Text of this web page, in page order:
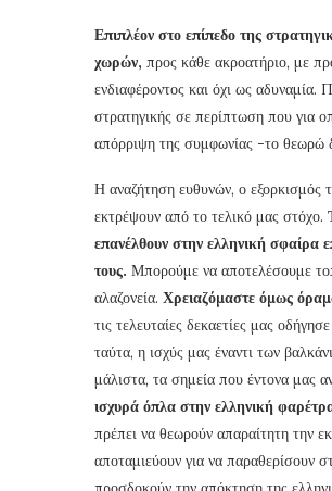
Επιπλέον στο επίπεδο της
χωρών, προς κάθε ακροατήριο, με
ενδιαφέροντος και όχι ως
στρατηγικής σε περίπτωση που για
απόρριψη της συμφωνίας -το θεωρώ
Η αναζήτηση ευθυνών, ο εξορκισμός
εκτρέψουν από το τελικό μας στόχο.
επανέλθουν στην ελληνική σφαίρα
τους. Μπορούμε να αποτελέσουμε
αλαζονεία. Χρειαζόμαστε όμως
τις τελευταίες δεκαετίες μας
ταύτα, η ισχύς μας έναντι των
μάλιστα, τα σημεία που έντονα μας
ισχυρά όπλα στην ελληνική
πρέπει να θεωρούν απαραίτητη την
αποταμιεύουν για να παραθερίσουν